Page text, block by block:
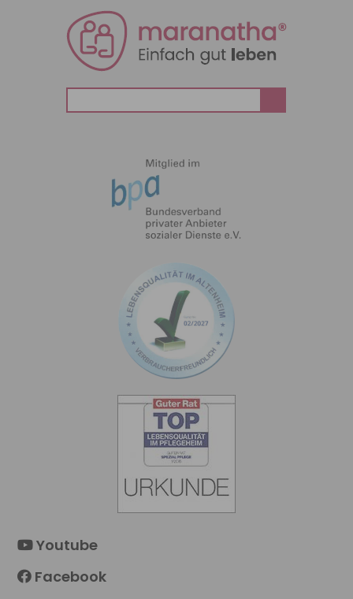
nach:
Youtube
Facebook